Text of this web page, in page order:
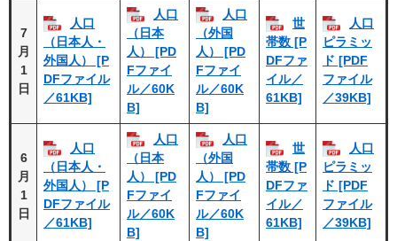
7
月
1
日
人口
（日本人・
外国人） [P
DFファイル
／61KB]
人口
（日本
人） [PD
Fファイ
ル／60K
B]
人口
（外国
人） [PD
Fファイ
ル／60K
B]
世
帯数 [P
DFファ
イル／
61KB]
人口
ピラミッ
ド [PDF
ファイル
／39KB]
6
月
1
日
人口
（日本人・
外国人） [P
DFファイル
／61KB]
人口
（日本
人） [PD
Fファイ
ル／60K
B]
人口
（外国
人） [PD
Fファイ
ル／60K
B]
世
帯数 [P
DFファ
イル／
61KB]
人口
ピラミッ
ド [PDF
ファイル
／39KB]